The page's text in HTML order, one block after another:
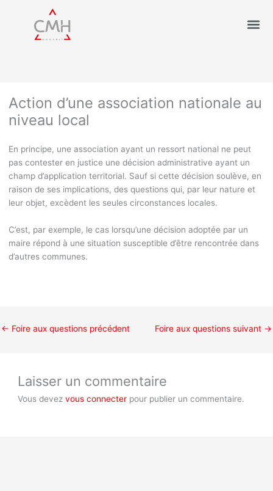
Action d’une association nationale au
niveau local
En principe, une association ayant un ressort national ne peut
pas contester en justice une décision administrative ayant un
champ d’application territorial. Sauf si cette décision soulève, en
raison de ses implications, des questions qui, par leur nature et
leur objet, excèdent les seules circonstances locales.
C’est, par exemple, le cas lorsqu’une décision adoptée par un
maire répond à une situation susceptible d’être rencontrée dans
d’autres communes.
← Foire aux questions précédent Foire aux questions suivant →
Laisser un commentaire
Vous devezvous connecter pour publier un commentaire.